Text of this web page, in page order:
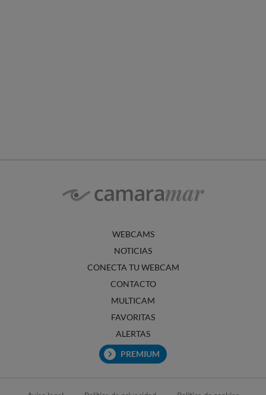
WEBCAMS
NOTICIAS
CONECTA TU WEBCAM
CONTACTO
MULTICAM
FAVORITAS
ALERTAS
PREMIUM